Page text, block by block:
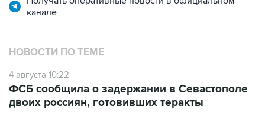
канале
НОВОСТИ ПО ТЕМЕ
4 августа 10:22
ФСБ сообщила о задержании в Севастополе
двоих россиян, готовивших теракты